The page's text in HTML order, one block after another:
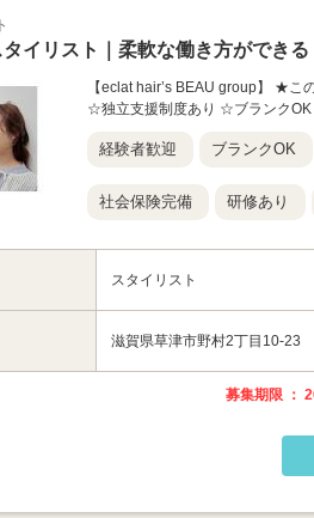
イリスト｜柔軟な働き方ができる
【eclat hair’s BEAU group】 ★
☆独立支援制度あり ☆ブランク
経験者歓迎 ブランクOK
社会保険完備 研修あり
スタイリスト
滋賀県草津市野村2丁目10-23
募集期限 ：